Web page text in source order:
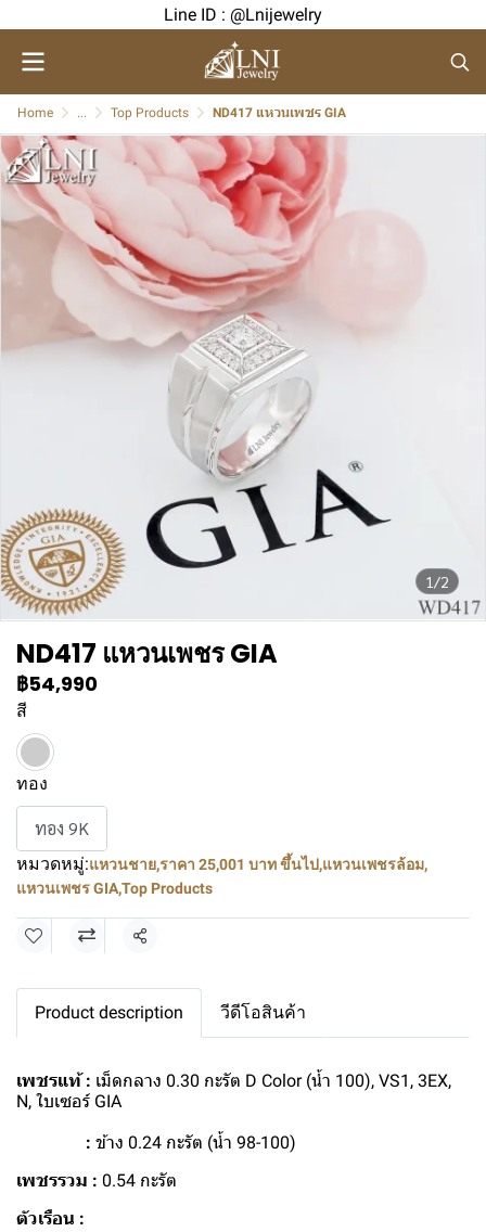
Line ID : @Lnijewelry
Home ... Top Products ND417 แหวนเพชร GIA
1/2
ND417 แหวนเพชร GIA
฿54,990
สี
ทอง
ทอง 9K
หมวดหมู่:แหวนชาย,ราคา 25,001 บาท ขึ้นไป,แหวนเพชรล้อม,
แหวนเพชร GIA,Top Products
แชร์
Product description วีดีโอสินค้า
เพชรแท้ : เม็ดกลาง 0.30 กะรัต D Color (น้ำ 100), VS1, 3EX,
N, ใบเซอร์ GIA
: ข้าง 0.24 กะรัต (น้ำ 98-100)
เพชรรวม : 0.54 กะรัต
ตัวเรือน :